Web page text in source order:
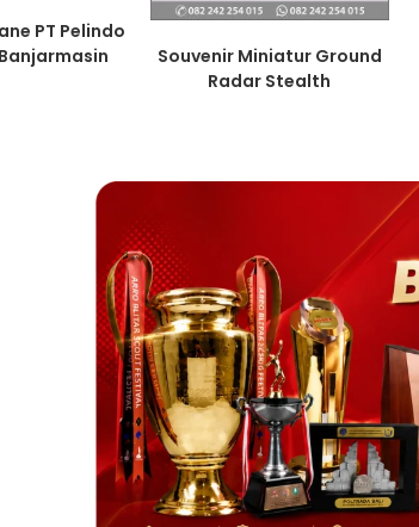
PT Pelindo
Souvenir Miniatur Ground
Radar Stealth